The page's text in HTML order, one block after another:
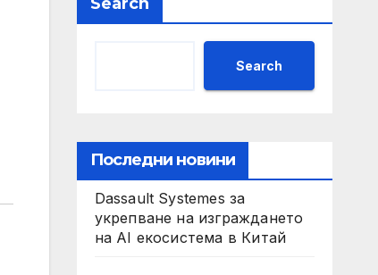
Search
Последни новини
Dassault Systemes за
укрепване на изграждането
на AI екосистема в Китай